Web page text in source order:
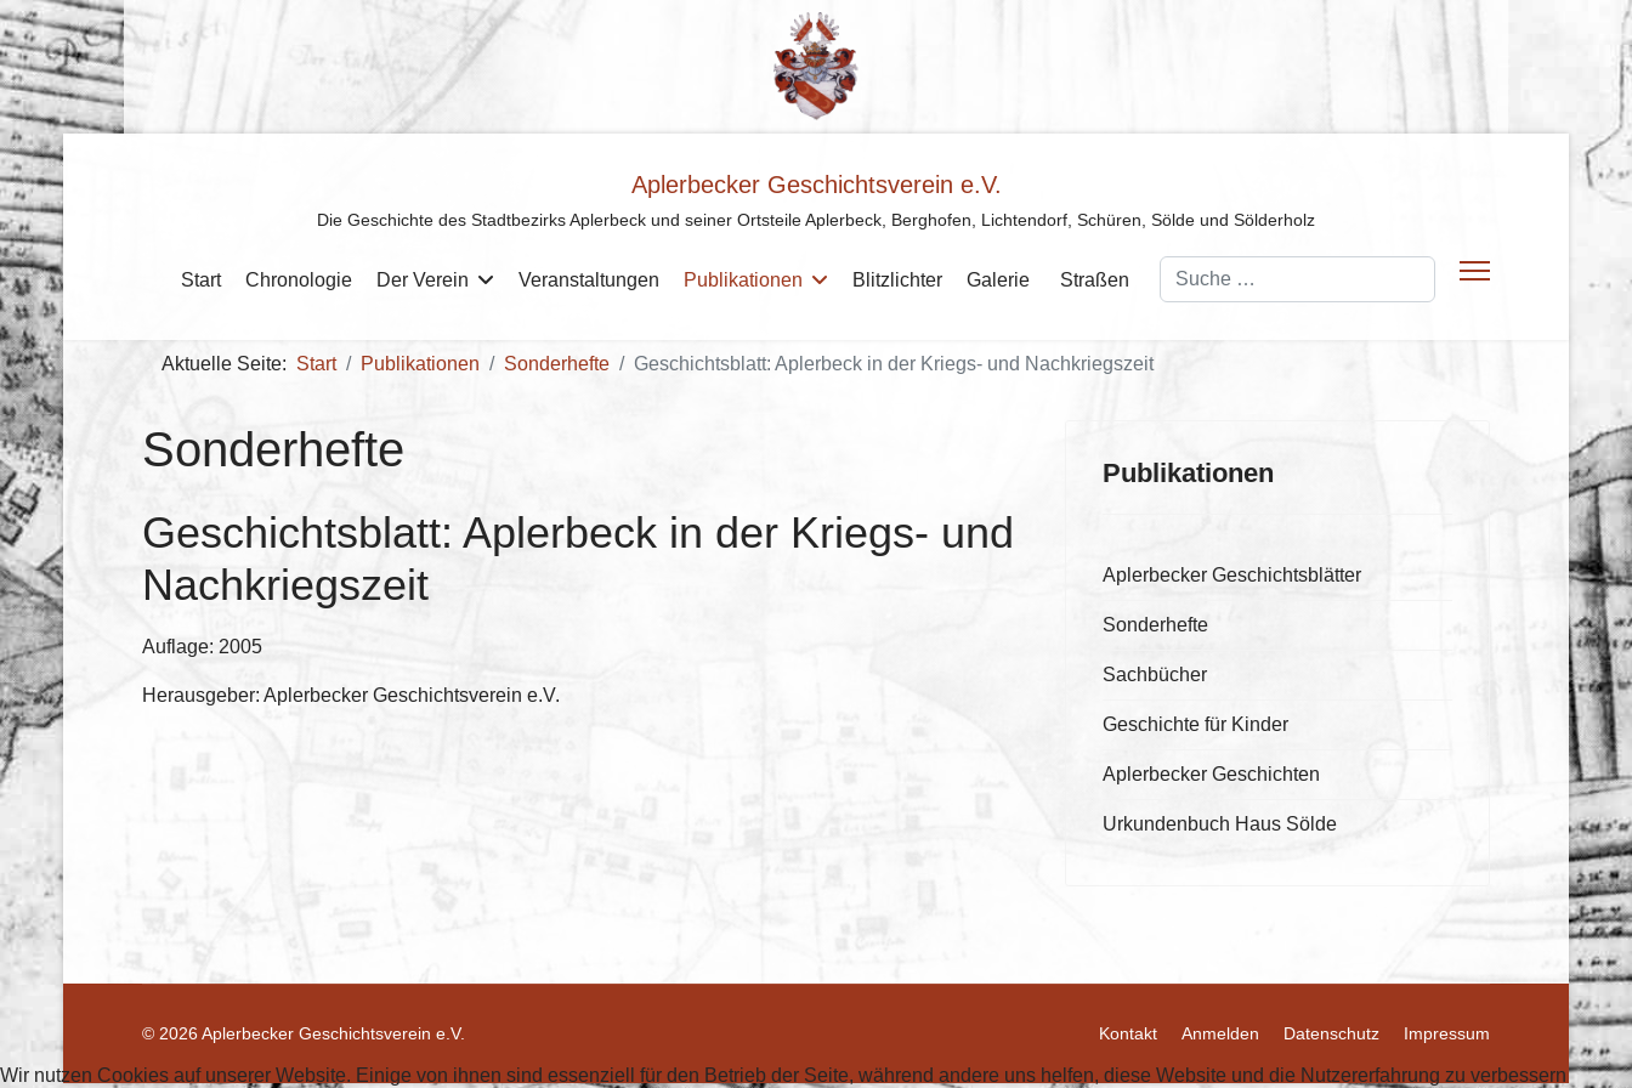
Aplerbecker Geschichtsverein e.V.
Die Geschichte des Stadtbezirks Aplerbeck und seiner Ortsteile Aplerbeck, Berghofen, Lichtendorf, Schüren, Sölde und Sölderholz
Start Chronologie Der Verein Veranstaltungen Publikationen Blitzlichter Galerie Straßen Suchen
Aktuelle Seite: Start Publikationen Sonderhefte Geschichtsblatt: Aplerbeck in der Kriegs- und Nachkriegszeit
Sonderhefte
Geschichtsblatt: Aplerbeck in der Kriegs- und
Nachkriegszeit
Auflage: 2005
Herausgeber: Aplerbecker Geschichtsverein e.V.
Publikationen
Aplerbecker Geschichtsblätter
Sonderhefte
Sachbücher
Geschichte für Kinder
Aplerbecker Geschichten
Urkundenbuch Haus Sölde
© 2026 Aplerbecker Geschichtsverein e.V. Kontakt Anmelden Datenschutz Impressum
Wir nutzen Cookies auf unserer Website. Einige von ihnen sind essenziell für den Betrieb der Seite, während andere uns helfen, diese Website und die Nutzererfahrung zu verbessern